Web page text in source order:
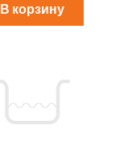
В корзину